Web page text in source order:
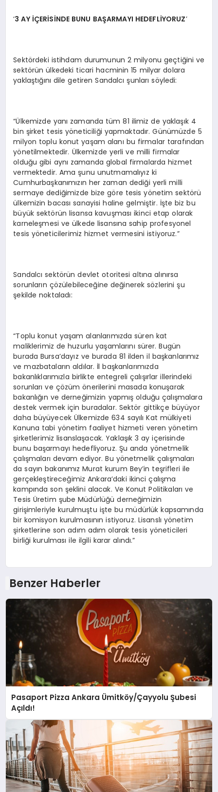
‘3 AY İÇERİSİNDE BUNU BAŞARMAYI HEDEFLİYORUZ’
Sektördeki istihdam durumunun 2 milyonu geçtiğini ve
sektörün ülkedeki ticari hacminin 15 milyar dolara
yaklaştığını dile getiren Sandalcı şunları söyledi:
“Ülkemizde yanı zamanda tüm 81 ilimiz de yaklaşık 4
bin şirket tesis yöneticiliği yapmaktadır. Günümüzde 5
milyon toplu konut yaşam alanı bu firmalar tarafından
yönetilmektedir. Ülkemizde yerli ve milli firmalar
olduğu gibi aynı zamanda global firmalarda hizmet
vermektedir. Ama şunu unutmamalıyız ki
Cumhurbaşkanımızın her zaman dediği yerli milli
sermaye dediğimizde bize göre tesis yönetim sektörü
ülkemizin bacası sanayisi haline gelmiştir. İşte biz bu
büyük sektörün lisansa kavuşması ikinci etap olarak
karneleşmesi ve ülkede lisansına sahip profesyonel
tesis yöneticilerimiz hizmet vermesini istiyoruz.”
Sandalcı sektörün devlet otoritesi altına alınırsa
sorunların çözülebileceğine değinerek sözlerini şu
şekilde noktaladı:
“Toplu konut yaşam alanlarımızda süren kat
maliklerimiz de huzurlu yaşamlarını sürer. Bugün
burada Bursa’dayız ve burada 81 ilden il başkanlarımız
ve mazbataların aldılar. İl başkanlarımızda
bakanlıklarımızla birlikte entegreli çalışırlar illerindeki
sorunları ve çözüm önerilerini masada konuşarak
bakanlığın ve derneğimizin yapmış olduğu çalışmalara
destek vermek için buradalar. Sektör gittikçe büyüyor
daha büyüyecek Ülkemizde 634 sayılı Kat mülkiyeti
Kanuna tabi yönetim faaliyet hizmeti veren yönetim
şirketlerimiz lisanslaşacak. Yaklaşık 3 ay içerisinde
bunu başarmayı hedefliyoruz. Şu anda yönetmelik
çalışmaları devam ediyor. Bu yönetmelik çalışmaları
da sayın bakanımız Murat kurum Bey’in teşrifleri ile
gerçekleştireceğimiz Ankara’daki ikinci çalışma
kampında son şeklini alacak. Ve Konut Politikaları ve
Tesis Üretim şube Müdürlüğü derneğimizin
girişimleriyle kurulmuştu işte bu müdürlük kapsamında
bir komisyon kurulmasının istiyoruz. Lisanslı yönetim
şirketlerine son adım adım olarak tesis yöneticileri
birliği kurulması ile ilgili karar alındı.”
Benzer Haberler
Pasaport Pizza Ankara Ümitköy/Çayyolu Şubesi
Açıldı!